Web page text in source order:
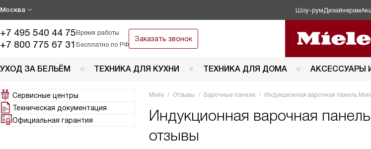
Москва Шоу-рум Дизайнерам
+7 495 540 44 75Время работы
+7 800 775 67 31 Бесплатно по РФ
Заказать звонок
УХОД ЗА БЕЛЬЁМ ТЕХНИКА ДЛЯ КУХНИ ТЕХНИКА ДЛЯ ДОМА АКСЕССУАРЫ
Сервисные центры
Техническая документация
Официальная гарантия
Miele Отзывы Варочные панели Индукционная варочная панель
Индукционная варочная
отзывы